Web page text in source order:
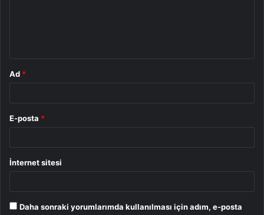
Ad *
E-posta *
İnternet sitesi
Daha sonraki yorumlarımda kullanılması için adım, e-posta